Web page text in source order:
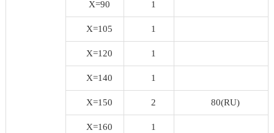
X=90 1
X=105 1
X=120 1
X=140 1
X=150 2 80(RU)
X=160 1